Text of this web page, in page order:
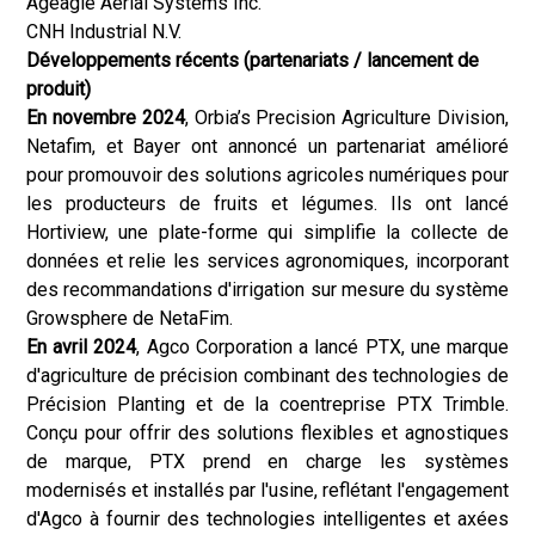
CNH Industrial N.V.
Développements récents (partenariats / lancement de
produit)
En novembre 2024, Orbia’s Precision Agriculture Division,
Netafim, et Bayer ont annoncé un partenariat amélioré
pour promouvoir des solutions agricoles numériques pour
les producteurs de fruits et légumes. Ils ont lancé
Hortiview, une plate-forme qui simplifie la collecte de
données et relie les services agronomiques, incorporant
des recommandations d'irrigation sur mesure du système
Growsphere de NetaFim.
En avril 2024, Agco Corporation a lancé PTX, une marque
d'agriculture de précision combinant des technologies de
Précision Planting et de la coentreprise PTX Trimble.
Conçu pour offrir des solutions flexibles et agnostiques
de marque, PTX prend en charge les systèmes
modernisés et installés par l'usine, reflétant l'engagement
d'Agco à fournir des technologies intelligentes et axées